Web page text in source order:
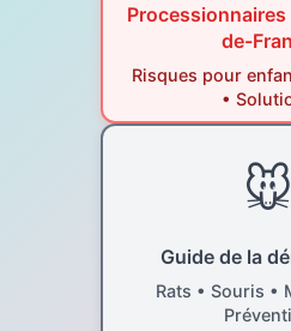
de-
Risques pour
•
🐭
Guide de la
Rats • Souris •